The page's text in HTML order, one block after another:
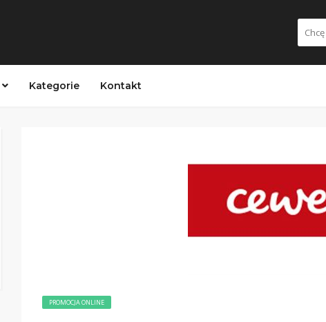
Kategorie Kontakt
PROMOCJA ONLINE